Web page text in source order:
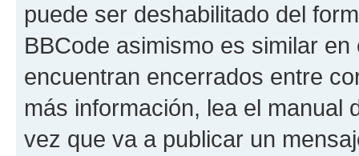
puede ser deshabilitado del
BBCode asimismo es similar
encuentran encerrados entre
más información, lea el manual
vez que va a publicar un